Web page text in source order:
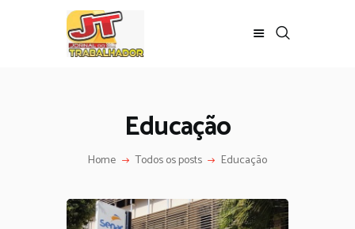
Educação
Home Todos os posts Educação